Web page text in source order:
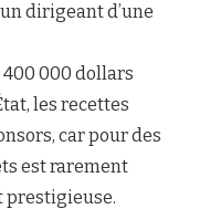
dirigeant d’une
400 000 dollars
les recettes
car pour des
est rarement
prestigieuse.